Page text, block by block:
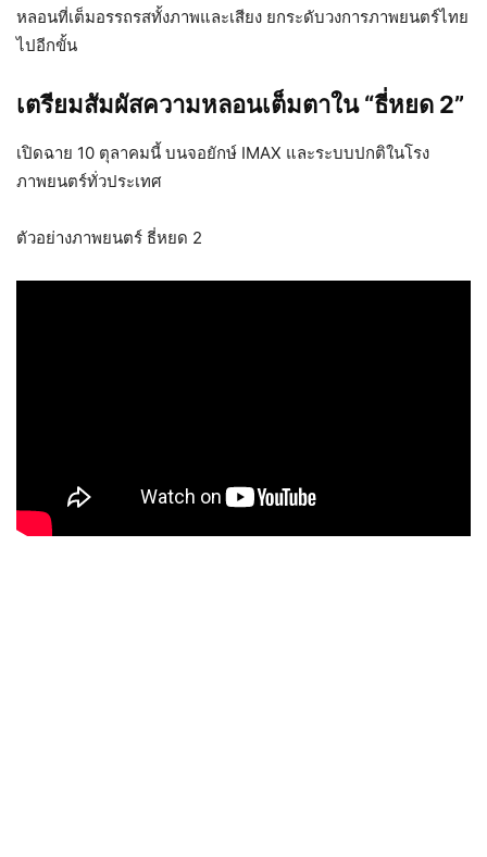
หลอนที่เต็มอรรถรสทั้งภาพและเสียง ยกระดับวงการภาพยนตร์ไทย
ไปอีกขั้น
เตรียมสัมผัสความหลอนเต็มตาใน “ธี่หยด 2”
เปิดฉาย 10 ตุลาคมนี้ บนจอยักษ์ IMAX และระบบปกติในโรง
ภาพยนตร์ทั่วประเทศ
ตัวอย่างภาพยนตร์ ธี่หยด 2